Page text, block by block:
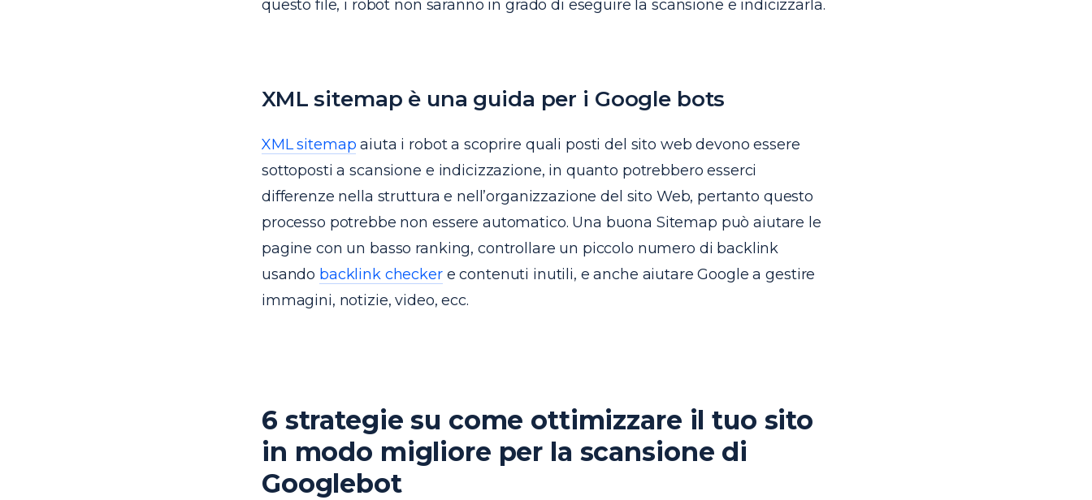
questo file, i robot non saranno in grado di eseguire la scansione e indicizzarla.
XML sitemap è una guida per i Google bots
XML sitemap aiuta i robot a scoprire quali posti del sito web devono essere
sottoposti a scansione e indicizzazione, in quanto potrebbero esserci
differenze nella struttura e nell’organizzazione del sito Web, pertanto questo
processo potrebbe non essere automatico. Una buona Sitemap può aiutare le
pagine con un basso ranking, controllare un piccolo numero di backlink
usando backlink checkere contenuti inutili, e anche aiutare Google a gestire
immagini, notizie, video, ecc.
6 strategie su come ottimizzare il tuo sito
in modo migliore per la scansione di
Googlebot